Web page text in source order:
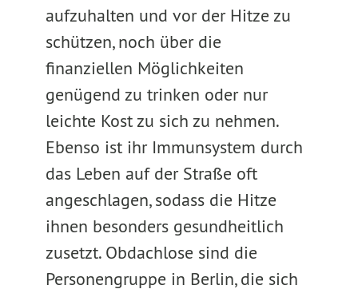
aufzuhalten und vor der Hitze zu
schützen, noch über die
finanziellen Möglichkeiten
genügend zu trinken oder nur
leichte Kost zu sich zu nehmen.
Ebenso ist ihr Immunsystem durch
das Leben auf der Straße oft
angeschlagen, sodass die Hitze
ihnen besonders gesundheitlich
zusetzt. Obdachlose sind die
Personengruppe in Berlin, die sich